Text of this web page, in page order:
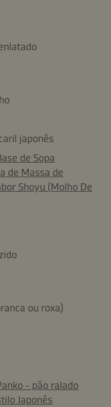
japonês
de Sopa
de Massa de
Shoyu (Molho De
ou roxa)
- pão ralado
Japonês